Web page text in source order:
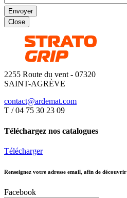
Envoyer
Close
2255 Route du vent - 07320
SAINT-AGRÈVE
contact@ardemat.com
T / 04 75 30 23 09
Téléchargez nos catalogues
Télécharger
Renseignez votre adresse email, afin de
Facebook